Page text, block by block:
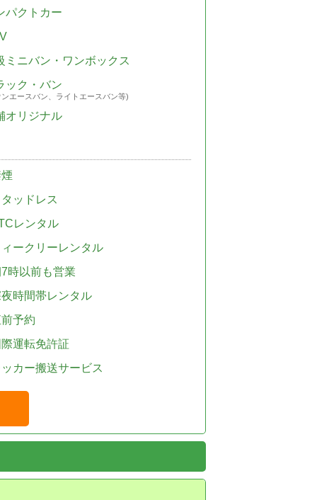
パクトカー
ミニバン・ワンボックス
ック・バン
エースバン、ライトエースバン等)
オリジナル
ッドレス
レンタル
ークリーレンタル
時以前も営業
時間帯レンタル
予約
運転免許証
カー搬送サービス